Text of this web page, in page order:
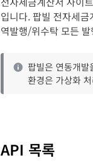
입니다. 팝빌 전자세
역발행/위수탁 모든
팝빌은 연동개
환경은 가상화
API 목록